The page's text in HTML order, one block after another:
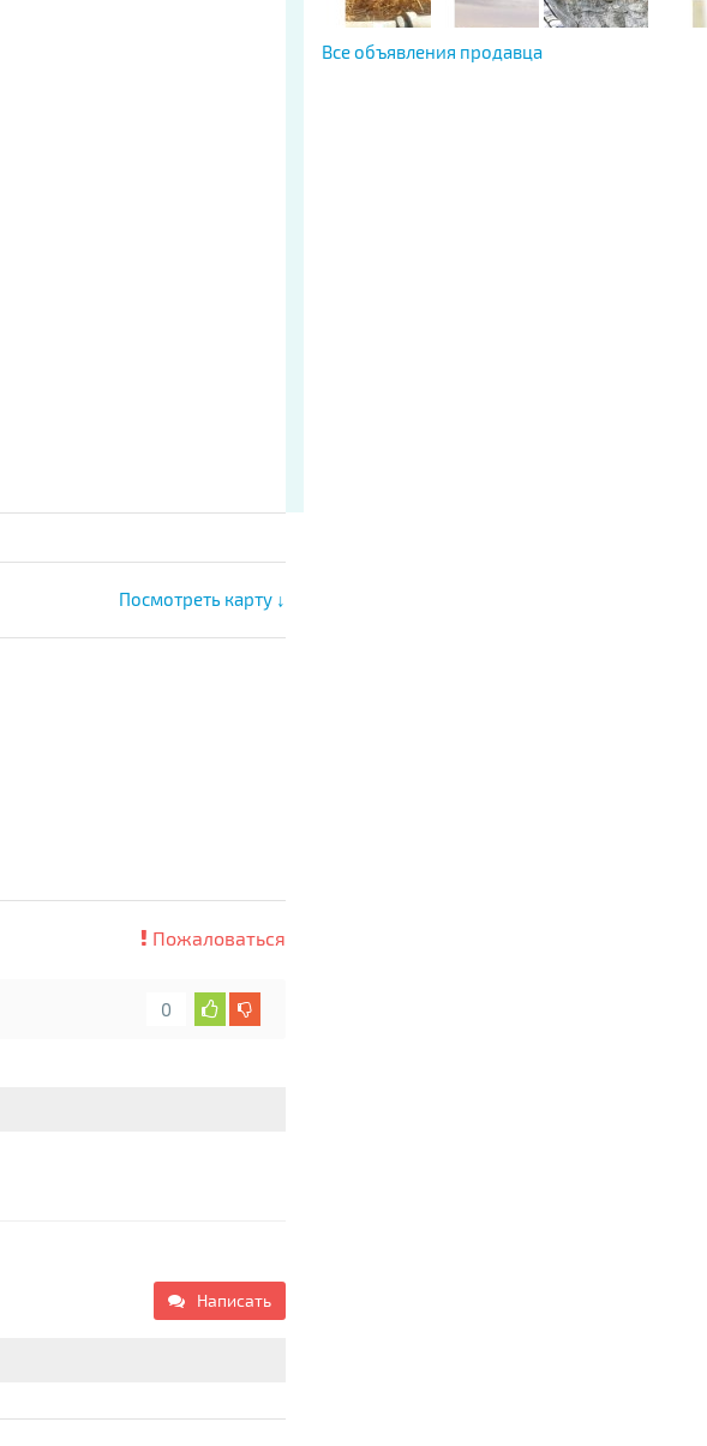
Все объявления продавца
Посмотреть карту ↓
Пожаловаться
0
Написать